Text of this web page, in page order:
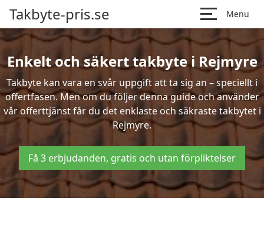
Takbyte-pris.se Menu
Enkelt och säkert takbyte i Rejmyre
Takbyte kan vara en svår uppgift att ta sig an – speciellt i
offertfasen. Men om du följer denna guide och använder
vår offerttjänst får du det enklaste och säkraste takbytet i
Rejmyre.
Få 3 erbjudanden, gratis och utan förpliktelser